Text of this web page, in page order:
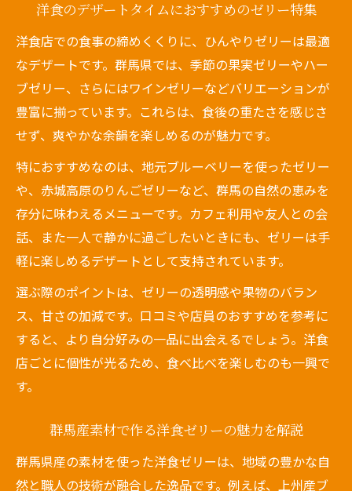
洋食のデザートタイムにおすすめのゼリー特集
洋食店での食事の締めくくりに、ひんやりゼリーは最適
なデザートです。群馬県では、季節の果実ゼリーやハー
ブゼリー、さらにはワインゼリーなどバリエーションが
豊富に揃っています。これらは、食後の重たさを感じさ
せず、爽やかな余韻を楽しめるのが魅力です。
特におすすめなのは、地元ブルーベリーを使ったゼリー
や、赤城高原のりんごゼリーなど、群馬の自然の恵みを
存分に味わえるメニューです。カフェ利用や友人との会
話、また一人で静かに過ごしたいときにも、ゼリーは手
軽に楽しめるデザートとして支持されています。
選ぶ際のポイントは、ゼリーの透明感や果物のバラン
ス、甘さの加減です。口コミや店員のおすすめを参考に
すると、より自分好みの一品に出会えるでしょう。洋食
店ごとに個性が光るため、食べ比べを楽しむのも一興で
す。
群馬産素材で作る洋食ゼリーの魅力を解説
群馬県産の素材を使った洋食ゼリーは、地域の豊かな自
然と職人の技術が融合した逸品です。例えば、上州産ブ